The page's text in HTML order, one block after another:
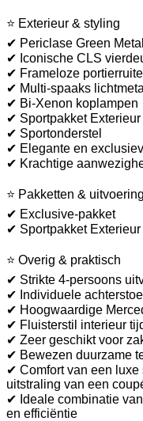
⭐ Exterieur & styling
✔ Periclase Green
✔ Iconische CLS
✔ Frameloze
✔ Multi-spaaks
✔ Bi-Xenon koplampen
✔ Sportpakket Exterieur
✔ Sportonderstel
✔ Elegante en
✔ Krachtige
⭐ Pakketten & uitvoering
✔ Exclusive-pakket
✔ Sportpakket Exterieur
⭐ Overig & praktisch
✔ Strikte 4-persoons
✔ Individuele
✔ Hoogwaardige
✔ Fluisterstil interieur
✔ Zeer geschikt voor
✔ Bewezen duurzame
✔ Comfort van een
uitstraling van een
✔ Ideale combinatie
en efficiëntie